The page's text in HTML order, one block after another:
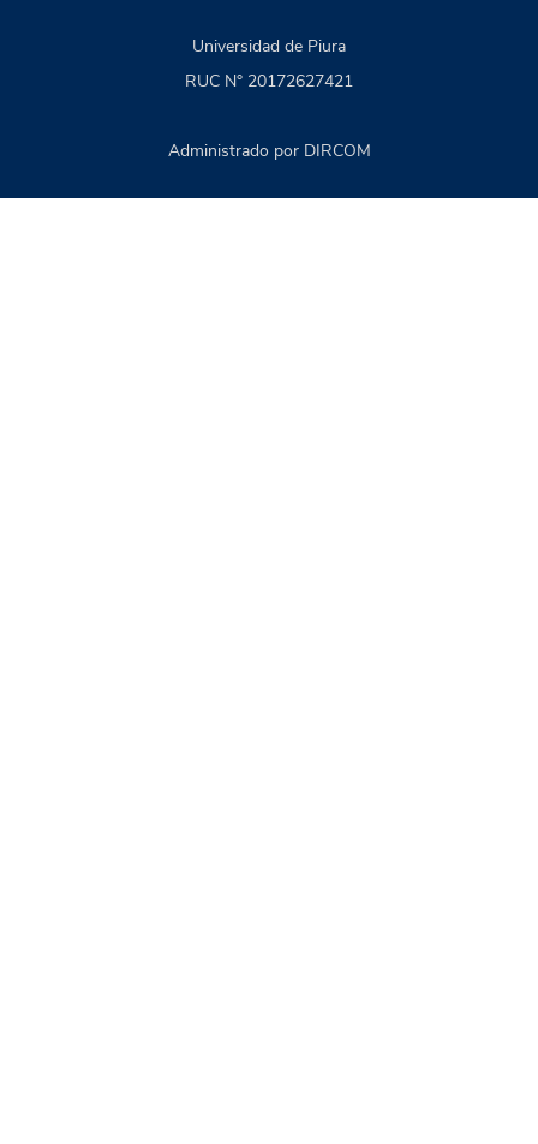
Universidad de Piura
RUC N° 20172627421
Administrado por DIRCOM